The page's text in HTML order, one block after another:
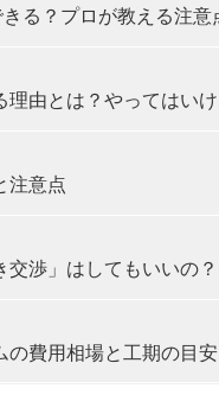
注意点
交渉」はしてもいいの？
の費用相場と工期の目安